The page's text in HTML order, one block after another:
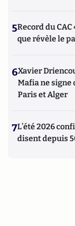
5Record du
que révèle le
6Xavier
Mafia ne signe
Paris et Alger
7L’été 2026
disent depuis